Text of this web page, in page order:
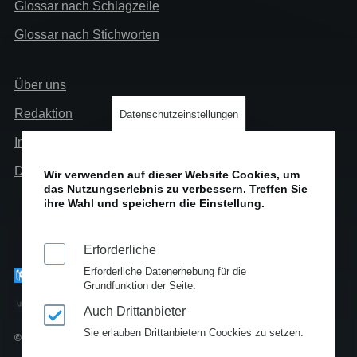
Glossar nach Schlagzeile
Glossar nach Stichworten
Links
Über uns
Redaktion
Impressum
Datenschutz
© Copyright 2010-2025
Datenschutzeinstellungen
Wir verwenden auf dieser Website Cookies, um
das Nutzungserlebnis zu verbessern. Treffen Sie
ihre Wahl und speichern die Einstellung.
Erforderliche
Erforderliche Datenerhebung für die
Grundfunktion der Seite.
Auch Drittanbieter
Sie erlauben Drittanbietern Coockies zu setzen.